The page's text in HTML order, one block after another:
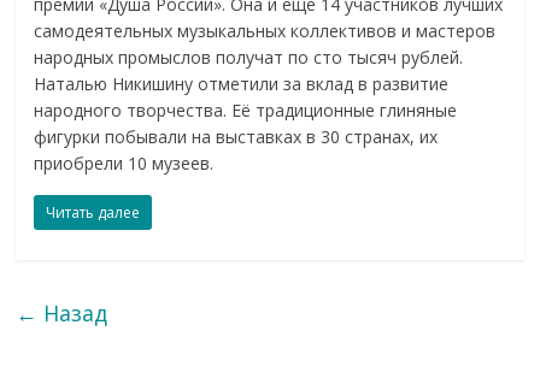
самодеятельных музыкальных коллективов и мастеров
народных промыслов получат по сто тысяч рублей.
Наталью Никишину отметили за вклад в развитие
народного творчества. Её традиционные глиняные
фигурки побывали на выставках в 30 странах, их
приобрели 10 музеев.
Читать далее
← Назад